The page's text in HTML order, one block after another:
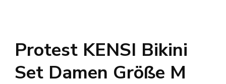
Protest KENSI Bikini
Set Damen Größe M